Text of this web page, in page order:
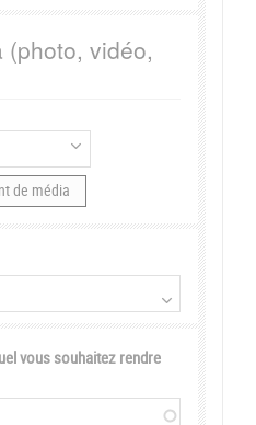
(photo, vidéo,
vous souhaitez rendre